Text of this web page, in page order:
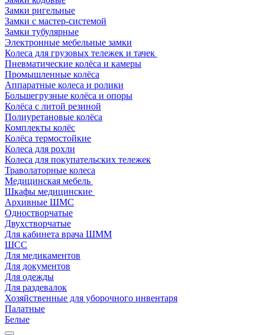
Замки ригельные
Замки с мастер-системой
Замки тубулярные
Электронные мебельные замки
Колеса для грузовых тележек и тачек
Пневматические колёса и камеры
Промышленные колёса
Аппаратные колеса и ролики
Большегрузные колёса и опоры
Колёса с литой резиной
Полиуретановые колёса
Комплекты колёс
Колёса термостойкие
Колеса для рохли
Колеса для покупательских тележек
Траволаторные колеса
Медицинская мебель
Шкафы медицинские
Архивные ШМС
Одностворчатые
Двухстворчатые
Для кабинета врача ШММ
ШСС
Для медикаментов
Для документов
Для одежды
Для раздевалок
Хозяйственные для уборочного инвентаря
Палатные
Белые